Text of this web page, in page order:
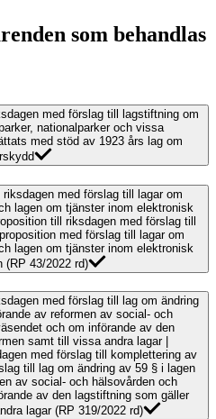
som behandlas
med förslag till lagstiftning om
nationalparker och vissa
med stöd av 1923 års lag om
med förslag till lagar om
lagen om tjänster inom elektronisk
med förslag till lagar om
lagen om tjänster inom elektronisk
(RP 43/2022 rd)
med förslag till lag om ändring
av reformen av social- och
och om införande av den
samt till vissa andra lagar |
med förslag till komplettering av
till lag om ändring av 59 § i lagen
av social- och hälsovården och
av den lagstiftning som gäller
lagar (RP 319/2022 rd)